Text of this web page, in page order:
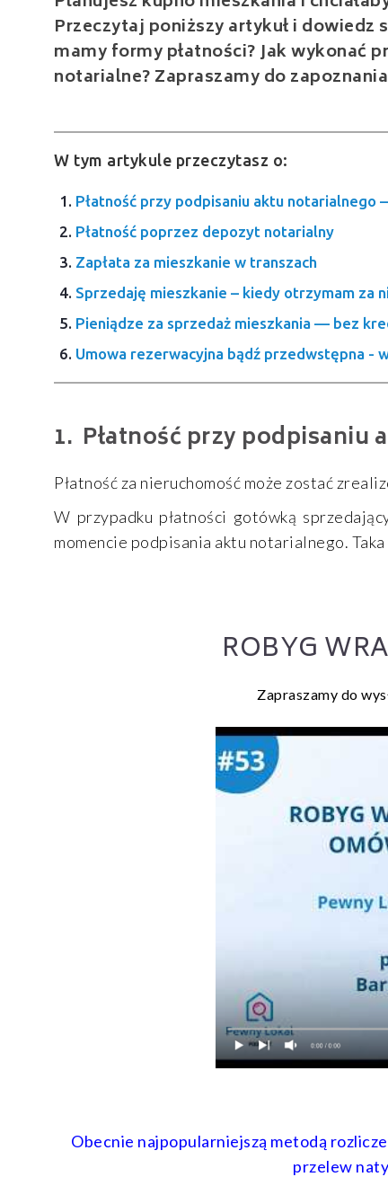
Przeczytaj poniższy artykuł i dowiedz
mamy formy płatności? Jak wykonać
notarialne? Zapraszamy do
W tym artykule przeczytasz o:
Płatność przy podpisaniu aktu
Płatność poprzez depozyt notarialny
Zapłata za mieszkanie w transzach
Sprzedaję mieszkanie – kiedy otrzymam za
Pieniądze za sprzedaż mieszkania — bez
Umowa rezerwacyjna bądź przedwstępna -
Płatność przy
Płatność za nieruchomość może zostać
W przypadku płatności gotówką
momencie podpisania aktu notarialnego.
ROBYG
Zapraszamy do
Obecnie najpopularniejszą metodą
przelew